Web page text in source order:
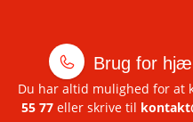
Brug for
Du har altid mulighed for at
55 77 eller skrive til